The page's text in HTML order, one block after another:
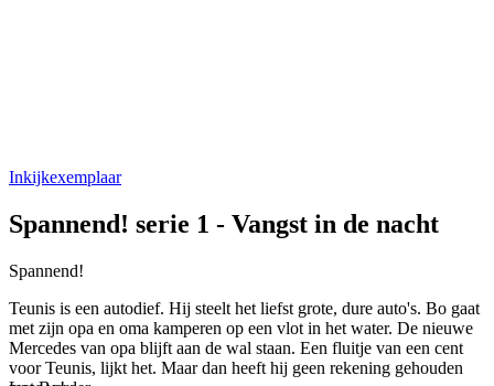
Inkijkexemplaar
Spannend! serie 1 - Vangst in de nacht
Spannend!
Teunis is een autodief. Hij steelt het liefst grote, dure auto's. Bo gaat
met zijn opa en oma kamperen op een vlot in het water. De nieuwe
Mercedes van opa blijft aan de wal staan. Een fluitje van een cent
voor Teunis, lijkt het. Maar dan heeft hij geen rekening gehouden